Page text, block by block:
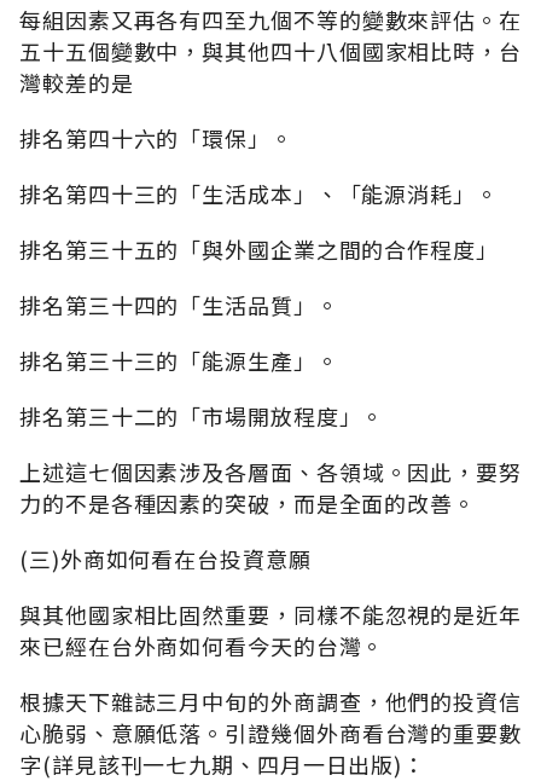
每組因素又再各有四至九個不等的變數來評估。在
五十五個變數中，與其他四十八個國家相比時，台
灣較差的是
排名第四十六的「環保」。
排名第四十三的「生活成本」、「能源消耗」。
排名第三十五的「與外國企業之間的合作程度」
排名第三十四的「生活品質」。
排名第三十三的「能源生產」。
排名第三十二的「市場開放程度」。
上述這七個因素涉及各層面、各領域。因此，要努
力的不是各種因素的突破，而是全面的改善。
(三)外商如何看在台投資意願
與其他國家相比固然重要，同樣不能忽視的是近年
來已經在台外商如何看今天的台灣。
根據天下雜誌三月中旬的外商調查，他們的投資信
心脆弱、意願低落。引證幾個外商看台灣的重要數
字(詳見該刊一七九期、四月一日出版)：